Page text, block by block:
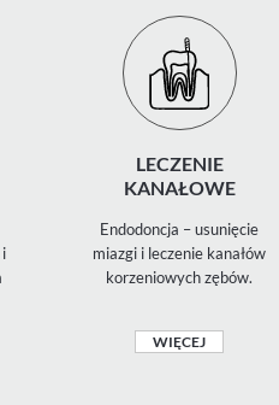
LECZENIE
KANAŁOWE
Endodoncja – usunięcie
miazgi i leczenie kanałów
korzeniowych zębów.
WIĘCEJ